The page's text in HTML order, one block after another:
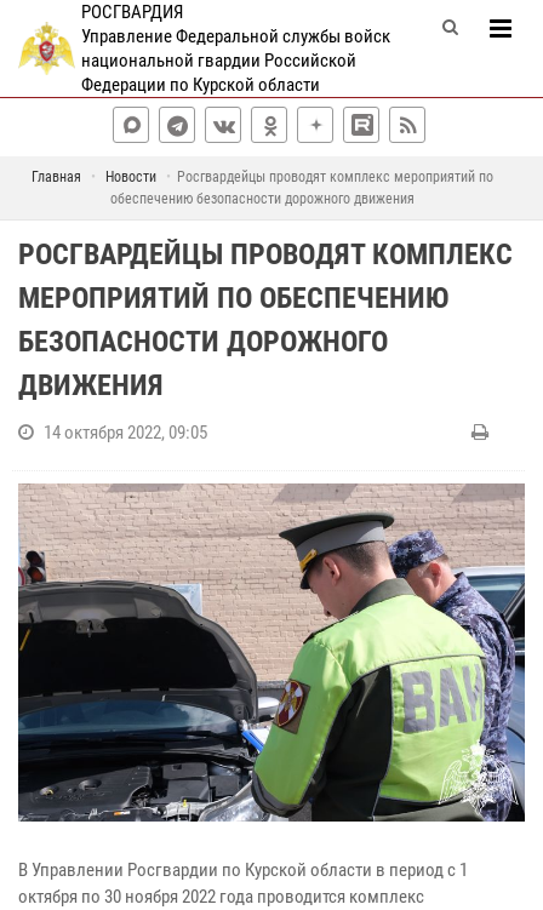
РОСГВАРДИЯ
Управление Федеральной службы войск
национальной гвардии Российской
Федерации по Курской области
Главная Новости
Росгвардейцы проводят комплекс мероприятий по
обеспечению безопасности дорожного движения
РОСГВАРДЕЙЦЫ ПРОВОДЯТ КОМПЛЕКС
МЕРОПРИЯТИЙ ПО ОБЕСПЕЧЕНИЮ
БЕЗОПАСНОСТИ ДОРОЖНОГО
ДВИЖЕНИЯ
14 октября 2022, 09:05
В Управлении Росгвардии по Курской области в период с 1
октября по 30 ноября 2022 года проводится комплекс